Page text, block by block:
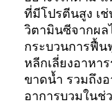
ที่มีโปรตีนสูง เ
วิตามินซีจากผล
กระบวนการฟื้น
หลีกเลี่ยงอาหา
ขาดน้ำ รวมถึง
อาการบวมในช่